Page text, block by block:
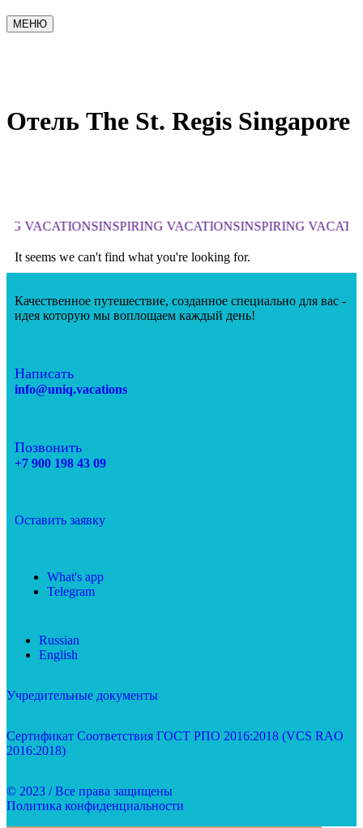
МЕНЮ
Отель The St. Regis Singapore
VACATIONSINSPIRING VACATIONSINSPIRING
It seems we can't find what you're looking for.
Качественное путешествие, созданное специально для вас -
идея которую мы воплощаем каждый день!
Написать
info@uniq.vacations
Позвонить
+7 900 198 43 09
Оставить заявку
What's app
Telegram
Russian
English
Учредительные документы
Сертификат Соответствия ГОСТ РПО 2016:2018 (VCS RAO
2016:2018)
© 2023 / Все права защищены
Политика конфиденциальности